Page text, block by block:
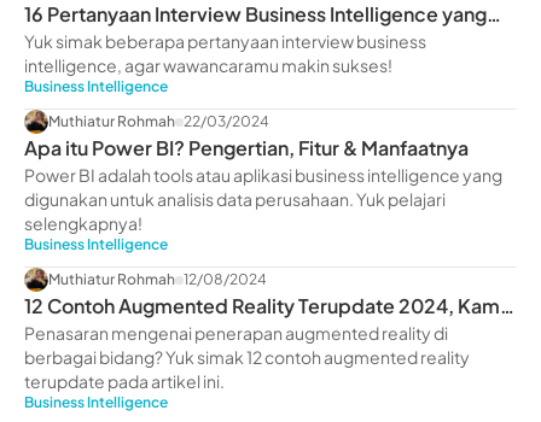
16 Pertanyaan Interview Business Intelligence yang
Wajib Dipelajari!
Yuk simak beberapa pertanyaan interview business
intelligence, agar wawancaramu makin sukses!
Business Intelligence
Muthiatur Rohmah 22/03/2024
Apa itu Power BI? Pengertian, Fitur & Manfaatnya
Power BI adalah tools atau aplikasi business intelligence yang
digunakan untuk analisis data perusahaan. Yuk pelajari
selengkapnya!
Business Intelligence
Muthiatur Rohmah 12/08/2024
12 Contoh Augmented Reality Terupdate 2024, Kamu
Wajib Tahu!
Penasaran mengenai penerapan augmented reality di
berbagai bidang? Yuk simak 12 contoh augmented reality
terupdate pada artikel ini.
Business Intelligence